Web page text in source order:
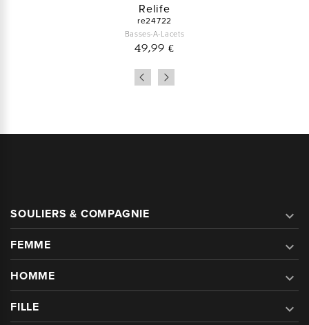
Relife
re24722
Basses-A-Lacets
49,99 €
SOULIERS & COMPAGNIE 
FEMME 
HOMME 
FILLE 